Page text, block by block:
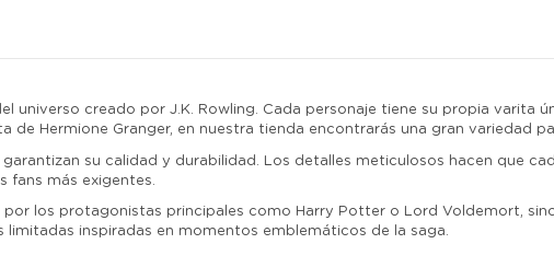
creado por J.K. Rowling. Cada personaje tiene su propia varita
Hermione Granger, en nuestra tienda encontrarás una gran variedad
su calidad y durabilidad. Los detalles meticulosos hacen que
fans más exigentes.
los protagonistas principales como Harry Potter o Lord Voldemort,
inspiradas en momentos emblemáticos de la saga.